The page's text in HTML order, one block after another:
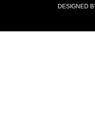
DESIGNED